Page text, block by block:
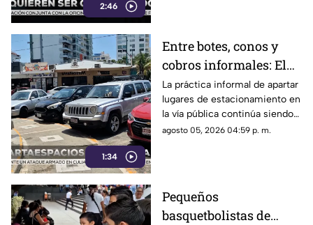
2:46
1:34
Entre botes, conos y
cobros informales: El
calvario de
estacionarse en la
Costera de Acapulco
La práctica informal de apartar
lugares de estacionamiento en
la vía pública continúa siendo
un tema de constante debate y
Miguel Alemán.
agosto 05, 2026 04:59 p. m.
Pequeños
basquetbolistas de